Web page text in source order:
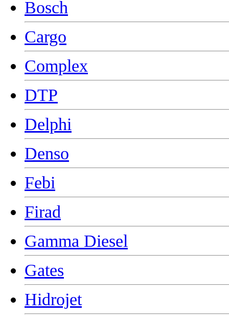
Bosch
Cargo
Complex
DTP
Delphi
Denso
Febi
Firad
Gamma Diesel
Gates
Hidrojet